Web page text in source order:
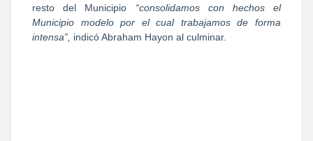
resto del Municipio “consolidamos con hechos el
Municipio modelo por el cual trabajamos de forma
intensa”, indicó Abraham Hayon al culminar.